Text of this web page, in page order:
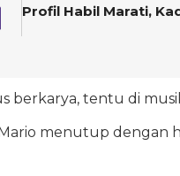
Profil Habil Marati,
berkarya, tentu di
menutup dengan